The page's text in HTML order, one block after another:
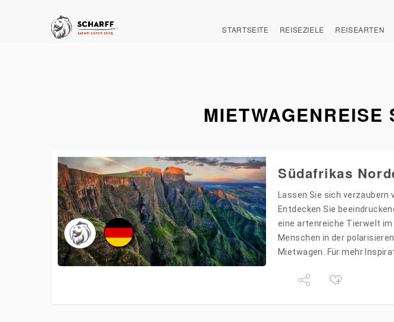
STARTSEITE REISEZIELE REISEARTEN
Südafrikas
Lassen Sie sich
Entdecken Sie
eine artenreiche Tierwelt
Menschen in der
Mietwagen. Für mehr